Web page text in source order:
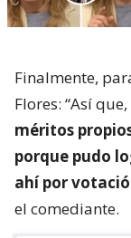
Finalmente,
Flores: “Así que,
méritos
porque pudo
ahí por
el comediante.